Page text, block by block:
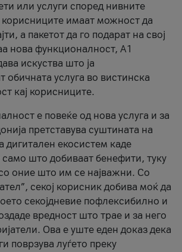
или услуги според нивните
корисниците имаат можност да
а пакетот да го подарат на свој
нова функционалност, А1
искуства што ја
обичната услуга во вистинска
кај корисниците.
е повеќе од нова услуга и за
претставува суштината на
дигитален екосистем каде
што добиваат бенефити, туку
оние што им се најважни. Со
секој корисник добива моќ да
секојдневие пофлексибилно и
вредност што трае и за него
Ова е уште еден доказ дека
поврзува луѓето преку